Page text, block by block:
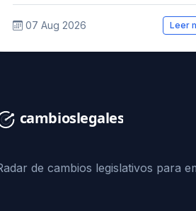
07 Aug 2026 Leer
de cambios legislativos para